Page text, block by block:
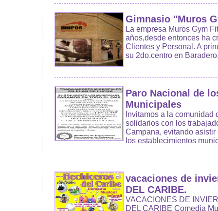
Gimnasio "Muros
La empresa Muros Gym
años,desde entonces ha
Clientes y Personal. A
su 2do.centro en
Paro Nacional de
Municipales
Invitamos a la comunidad
solidarios con los
Campana, evitando
los establecimientos
vacaciones de
DEL CARIBE.
VACACIONES DE
DEL CARIBE Comedia